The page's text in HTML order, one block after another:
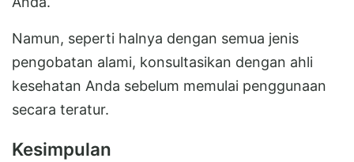
Namun, seperti halnya dengan semua jenis
pengobatan alami, konsultasikan dengan ahli
kesehatan Anda sebelum memulai penggunaan
secara teratur.
Kesimpulan